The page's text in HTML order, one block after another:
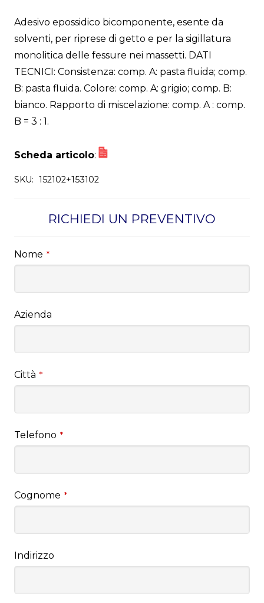
Adesivo epossidico bicomponente, esente da
solventi, per riprese di getto e per la sigillatura
monolitica delle fessure nei massetti. DATI
TECNICI: Consistenza: comp. A: pasta fluida; comp.
B: pasta fluida. Colore: comp. A: grigio; comp. B:
bianco. Rapporto di miscelazione: comp. A : comp.
B = 3 : 1.
Scheda articolo:
SKU: 152102+153102
RICHIEDI UN PREVENTIVO
Nome *
Azienda
Città *
Telefono *
Cognome *
Indirizzo